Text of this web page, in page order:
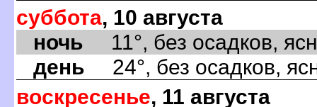
суббота, 10 августа
ночь 11°, без осадков,
день 24°, без осадков,
воскресенье, 11 августа